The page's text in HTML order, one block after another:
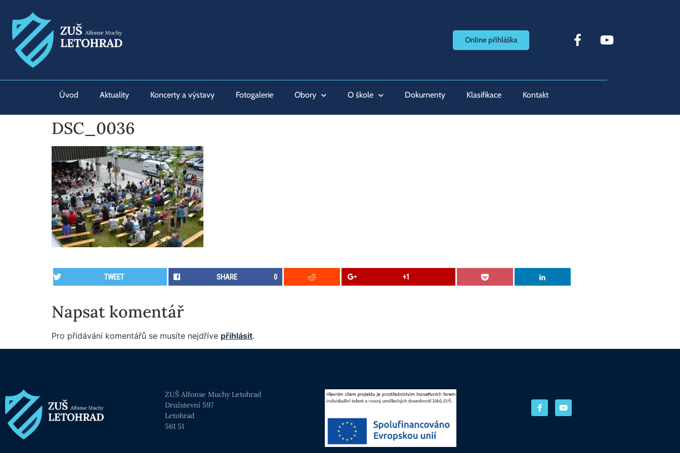
Online přihláška
Úvod Aktuality Koncerty a výstavy Fotogalerie Obory O škole Dokumenty Klasifikace Kontakt
DSC_0036
TWEET SHARE 0 +1
Napsat komentář
Pro přidávání komentářů se musíte nejdříve přihlásit.
ZUŠ Alfonse Muchy Letohrad
Družstevní 597
Letohrad
561 51